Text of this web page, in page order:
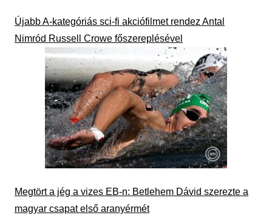
Újabb A-kategóriás sci-fi akciófilmet rendez Antal
Nimród Russell Crowe főszereplésével
Megtört a jég a vizes EB-n: Betlehem Dávid szerezte a
magyar csapat első aranyérmét